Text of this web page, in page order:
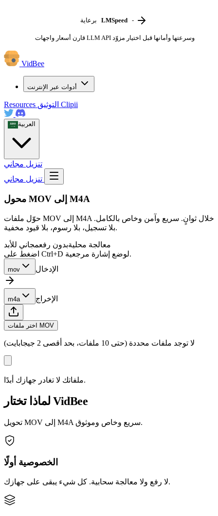
برعاية LMSpeed -
قارن أسعار واجهات LLM API وسرعتها وأمانها قبل اختيار مزوّد
VidBee
أدوات عبر الإنترنت
Resources Clipii
العربية
تنزيل مجاني
محول MOV إلى M4A
حوّل ملفات MOV إلى M4A خلال ثوانٍ. سريع وآمن وخاص بالكامل.
بلا تسجيل، بلا رسوم، بلا قيود مخفية.
معالجة محليةبدون رفعمجاني للأبد
اضغط على Ctrl+D لوضع إشارة مرجعية.
mov الإدخال
m4a الإخراج
اختر ملفات MOV
لا توجد ملفات محددة (حتى 10 ملفات، بحد أقصى 2 جيجابايت)
ملفاتك لا تغادر جهازك أبدًا.
لماذا تختار VidBee
تحويل MOV إلى M4A سريع وخاص وموثوق.
الخصوصية أولًا
لا رفع ولا معالجة سحابية. كل شيء يبقى على جهازك.